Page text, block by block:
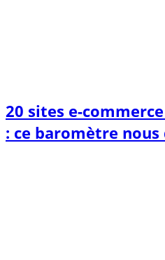
20 sites e-
: ce baromètre